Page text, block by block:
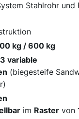
Stahlrohr und
kg / 600 kg
3 variable
(biegesteife
im Raster von